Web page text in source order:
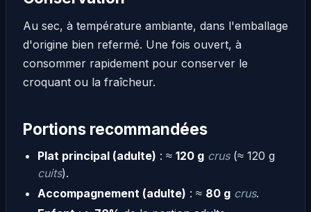
Au sec, à température ambiante, dans l'emballage
d'origine bien refermé. Une fois ouvert, à
consommer rapidement pour conserver le
croquant ou la fraîcheur.
Portions recommandées
Plat principal (adulte) : ≈ 120 g crus(≈ 120 g
cuits).
Accompagnement (adulte) : ≈ 80 g crus.